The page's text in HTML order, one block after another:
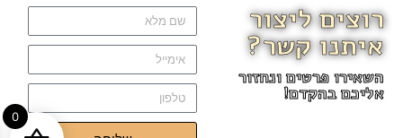
רוצים ליצור
איתנו קשר?
השאירו פרטים ונחזור
אליכם בהקדם!
0